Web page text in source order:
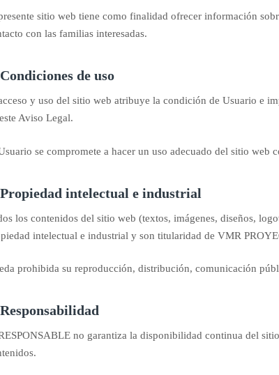
sitio web tiene como finalidad ofrecer información
con las familias interesadas.
de uso
y uso del sitio web atribuye la condición de Usuario e
Aviso Legal.
se compromete a hacer un uso adecuado del sitio
intelectual e industrial
los contenidos del sitio web (textos, imágenes, diseños,
intelectual e industrial y son titularidad de VMR
prohibida su reproducción, distribución, comunicación
no garantiza la disponibilidad continua del